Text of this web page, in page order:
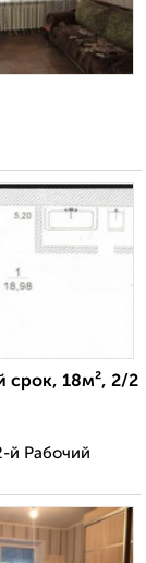
срок, 18м², 2/2
й Рабочий